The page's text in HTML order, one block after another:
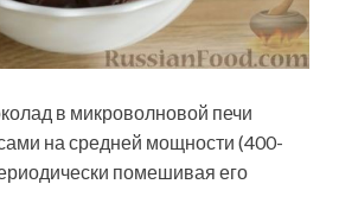
в микроволновой печи
на средней мощности (400-
помешивая его